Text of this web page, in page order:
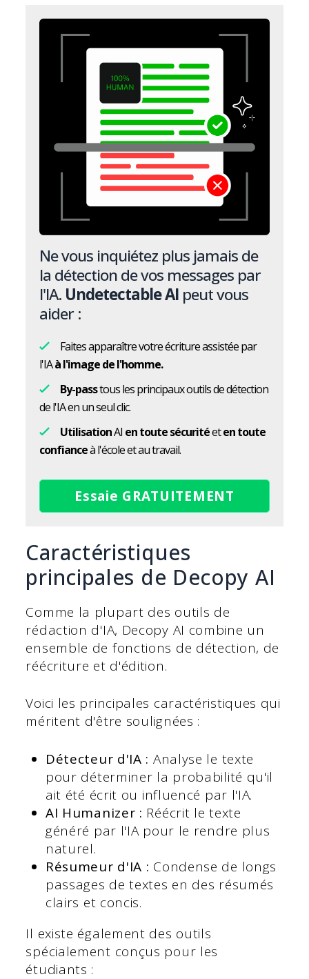
Ne vous inquiétez plus jamais de
la détection de vos messages par
l'IA. Undetectable AI peut vous
aider :
Faites apparaître votre écriture assistée par
l'IAà l'image de l'homme.
By-passtous les principaux outils de détection
de l'IA en un seul clic.
UtilisationAI en toute sécuritéeten toute
confianceà l'école et au travail.
Essaie GRATUITEMENT
Caractéristiques
principales de Decopy AI
Comme la plupart des outils de
rédaction d'IA, Decopy AI combine un
ensemble de fonctions de détection, de
réécriture et d'édition.
Voici les principales caractéristiques qui
méritent d'être soulignées :
Détecteur d'IA : Analyse le texte
pour déterminer la probabilité qu'il
ait été écrit ou influencé par l'IA.
AI Humanizer : Réécrit le texte
généré par l'IA pour le rendre plus
naturel.
Résumeur d'IA : Condense de longs
passages de textes en des résumés
clairs et concis.
Il existe également des outils
spécialement conçus pour les
étudiants :